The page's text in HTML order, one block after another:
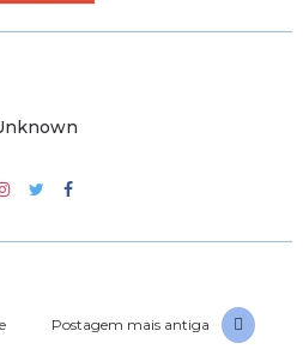
Postagem mais antiga